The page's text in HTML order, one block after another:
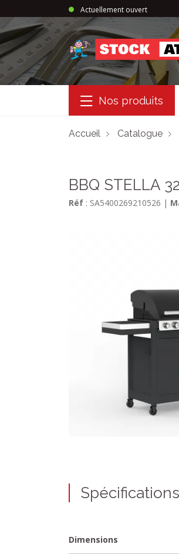
Actuellement ouvert
StockAth
Nos produits
Accueil Catalogue
BBQ STELLA
Réf : SA5400269210526 |
Dimensions